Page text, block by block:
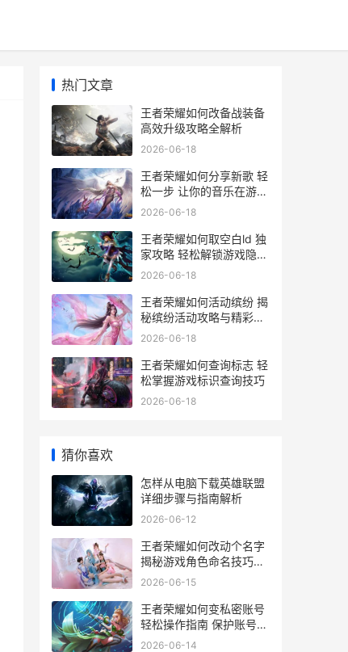
热门文章
王者荣耀如何改备战装备
高效升级攻略全解析
2026-06-18
王者荣耀如何分享新歌 轻
松一步 让你的音乐在游戏
中传唱
2026-06-18
王者荣耀如何取空白ld 独
家攻略 轻松解锁游戏隐藏
功能
2026-06-18
王者荣耀如何活动缤纷 揭
秘缤纷活动攻略与精彩玩
法
2026-06-18
王者荣耀如何查询标志 轻
松掌握游戏标识查询技巧
2026-06-18
猜你喜欢
怎样从电脑下载英雄联盟
详细步骤与指南解析
2026-06-12
王者荣耀如何改动个名字
揭秘游戏角色命名技巧与
策略
2026-06-15
王者荣耀如何变私密账号
轻松操作指南 保护账号安
全秘籍
2026-06-14